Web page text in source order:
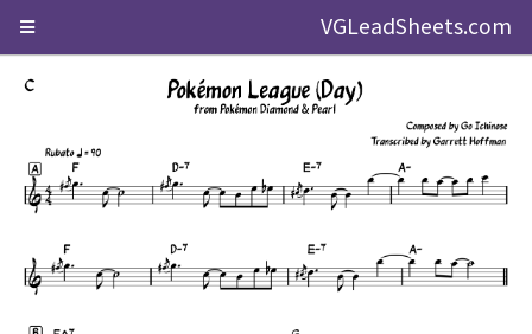
VGLeadSheets.com